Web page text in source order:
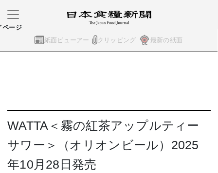
紙面ビューアー クリッピング 最新の紙面
ページ
WATTA＜霧の紅茶アップルティー
サワー＞（オリオンビール）2025
年10月28日発売